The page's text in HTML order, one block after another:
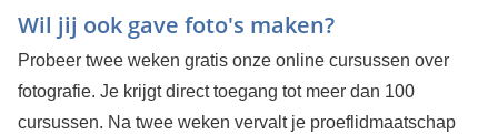
Wil jij ook gave foto's maken?
Probeer twee weken gratis onze online cursussen over
fotografie. Je krijgt direct toegang tot meer dan 100
cursussen. Na twee weken vervalt je proeflidmaatschap